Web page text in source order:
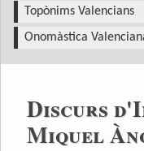
Topònims Valencians
Onomàstica
Discurs
Miquel